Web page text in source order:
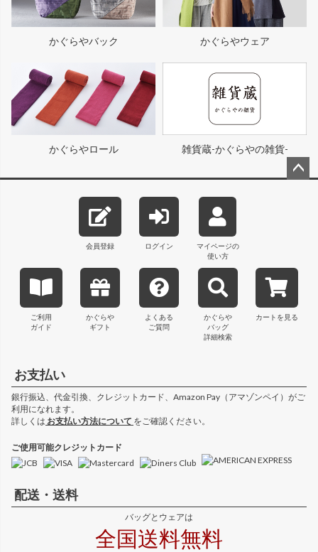
かぐらやバック かぐらやウェア
かぐらやロール 雑貨蔵-かぐらやの雑貨-
会員登録 ログイン
マイページの
使い方
ご利用
ガイド
かぐらや
ギフト
よくある
ご質問
かぐらや
バッグ
詳細検索
カートを見る
お支払い
銀行振込、代金引換、クレジットカード、Amazon Pay（アマゾンペイ）がご
利用になれます。
詳しくは お支払い方法について をご確認ください。
ご使用可能クレジットカード
配送・送料
バッグとウェアは
全国送料無料